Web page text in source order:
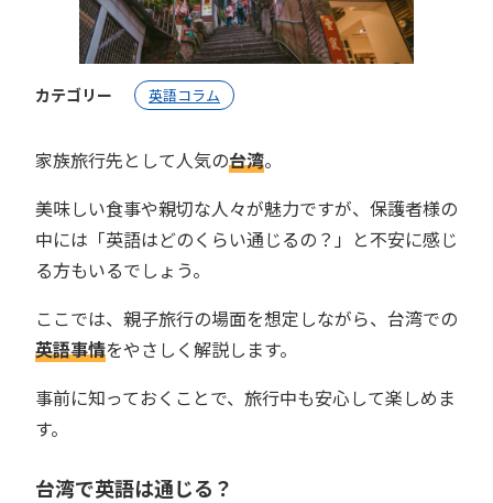
カテゴリー 英語コラム
家族旅行先として人気の台湾。
美味しい食事や親切な人々が魅力ですが、保護者様の
中には「英語はどのくらい通じるの？」と不安に感じ
る方もいるでしょう。
ここでは、親子旅行の場面を想定しながら、台湾での
英語事情をやさしく解説します。
事前に知っておくことで、旅行中も安心して楽しめま
す。
台湾で英語は通じる？